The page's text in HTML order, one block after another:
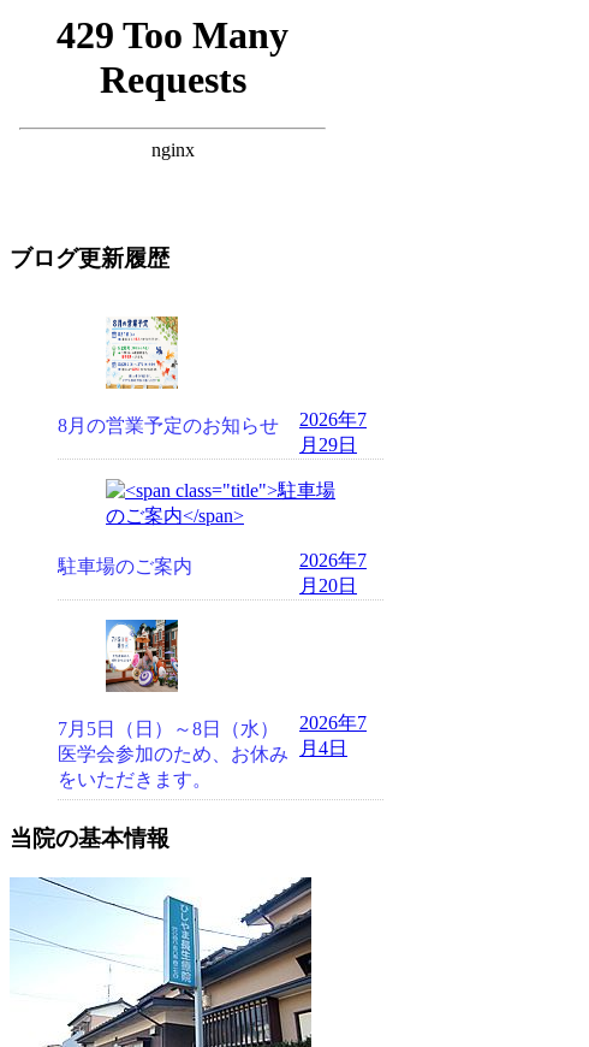
ブログ更新履歴
8月の営業予定のお知らせ
2026年7
月29日
駐車場のご案内
2026年7
月20日
7月5日（日）～8日（水）
医学会参加のため、お休み
をいただきます。
2026年7
月4日
当院の基本情報